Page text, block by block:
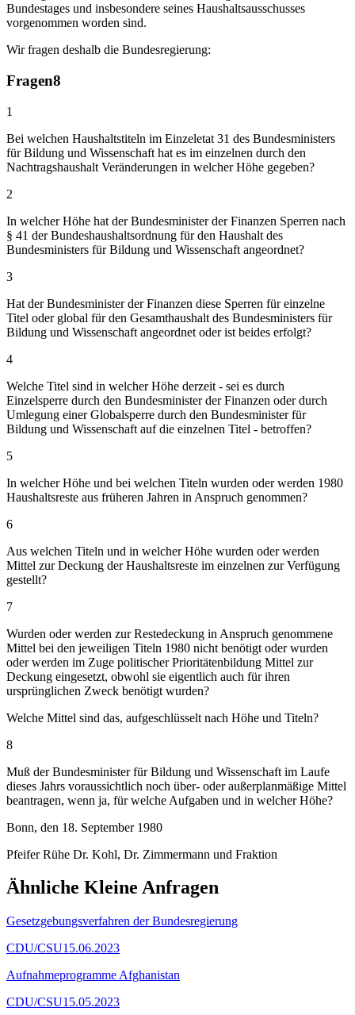
Bundestages und insbesondere seines Haushaltsausschusses
vorgenommen worden sind.
Wir fragen deshalb die Bundesregierung:
Fragen8
1
Bei welchen Haushaltstiteln im Einzeletat 31 des Bundesministers
für Bildung und Wissenschaft hat es im einzelnen durch den
Nachtragshaushalt Veränderungen in welcher Höhe gegeben?
2
In welcher Höhe hat der Bundesminister der Finanzen Sperren nach
§ 41 der Bundeshaushaltsordnung für den Haushalt des
Bundesministers für Bildung und Wissenschaft angeordnet?
3
Hat der Bundesminister der Finanzen diese Sperren für einzelne
Titel oder global für den Gesamthaushalt des Bundesministers für
Bildung und Wissenschaft angeordnet oder ist beides erfolgt?
4
Welche Titel sind in welcher Höhe derzeit - sei es durch
Einzelsperre durch den Bundesminister der Finanzen oder durch
Umlegung einer Globalsperre durch den Bundesminister für
Bildung und Wissenschaft auf die einzelnen Titel - betroffen?
5
In welcher Höhe und bei welchen Titeln wurden oder werden 1980
Haushaltsreste aus früheren Jahren in Anspruch genommen?
6
Aus welchen Titeln und in welcher Höhe wurden oder werden
Mittel zur Deckung der Haushaltsreste im einzelnen zur Verfügung
gestellt?
7
Wurden oder werden zur Restedeckung in Anspruch genommene
Mittel bei den jeweiligen Titeln 1980 nicht benötigt oder wurden
oder werden im Zuge politischer Prioritätenbildung Mittel zur
Deckung eingesetzt, obwohl sie eigentlich auch für ihren
ursprünglichen Zweck benötigt wurden?
Welche Mittel sind das, aufgeschlüsselt nach Höhe und Titeln?
8
Muß der Bundesminister für Bildung und Wissenschaft im Laufe
dieses Jahrs voraussichtlich noch über- oder außerplanmäßige Mittel
beantragen, wenn ja, für welche Aufgaben und in welcher Höhe?
Bonn, den 18. September 1980
Pfeifer Rühe Dr. Kohl, Dr. Zimmermann und Fraktion
Ähnliche Kleine Anfragen
Gesetzgebungsverfahren der Bundesregierung
CDU/CSU15.06.2023
Aufnahmeprogramme Afghanistan
CDU/CSU15.05.2023